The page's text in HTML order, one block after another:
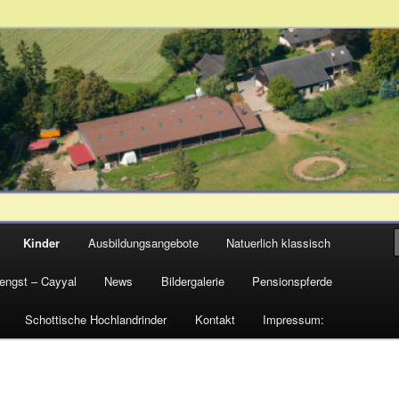
Kinder Ausbildungsangebote Natuerlich klassisch
– Cayyal News Bildergalerie Pensionspferde
Schottische Hochlandrinder Kontakt Impressum: